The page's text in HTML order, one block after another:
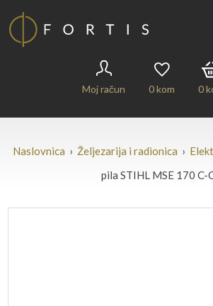
Moj račun 0kom 0
Naslovnica › Željezarija i radionica ›
pila STIHL MSE 170 C-